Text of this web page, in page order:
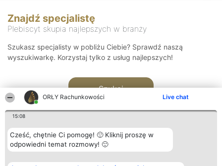
ORŁY Rachunkowości Live chat
15:08
Cześć, chętnie Ci pomogę! 🙂 Kliknij proszę w
odpowiedni temat rozmowy! 🙂
Znajdź specjalistę
Plebiscyt skupia najlepszych w branży
Szukasz specjalisty w pobliżu Ciebie? Sprawdź naszą
wyszukiwarkę. Korzystaj tylko z usług najlepszych!
Szukaj
Organizator plebiscytu Plebiscyt Kontakt